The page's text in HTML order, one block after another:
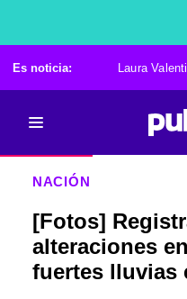
Es noticia: Laura
NACIÓN
[Fotos]
alteraciones
fuertes lluvias